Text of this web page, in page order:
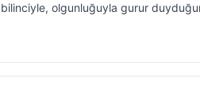
olgunluğuyla gurur